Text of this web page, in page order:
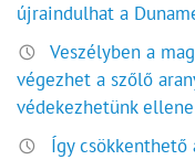
újraindulhat a
Veszélyben a
végezhet a szőlő
védekezhetünk ellene
Így